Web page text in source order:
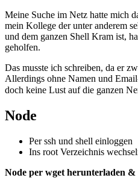
Meine Suche im Netz hatte mich
mein Kollege der unter anderem
und dem ganzen Shell Kram ist,
geholfen.
Das musste ich schreiben, da er
Allerdings ohne Namen und
doch keine Lust auf die ganzen
Node
Per ssh und shell einloggen
Ins root Verzeichnis
Node per wget herunterladen &